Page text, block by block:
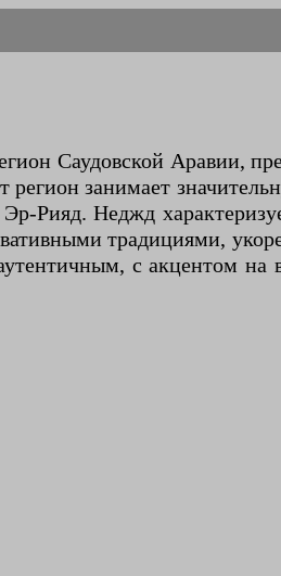
занимает
Рияд. Неджд
традициями,
с акцентом